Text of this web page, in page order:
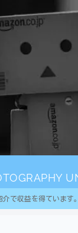
で収益を得ています。